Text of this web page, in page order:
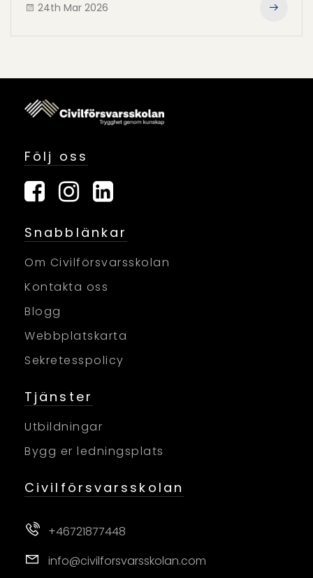
24th Mar 2026
Följ oss
Snabblänkar
Om Civilförsvarsskolan
Kontakta oss
Blogg
Webbplatskarta
Sekretesspolicy
Tjänster
Utbildningar
Bygg er ledningsplats
Civilförsvarsskolan
+46721877448
info@civilforsvarsskolan.com